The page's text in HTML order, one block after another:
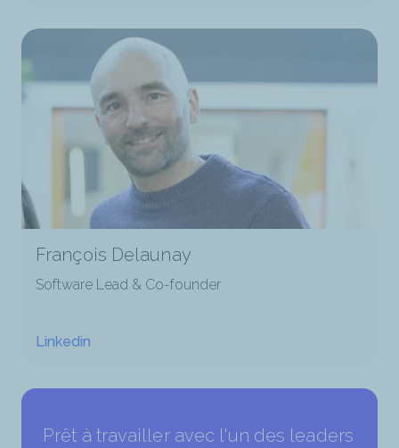
François Delaunay
Software Lead & Co-founder
Linkedin
Prêt à travailler avec l'un des leaders